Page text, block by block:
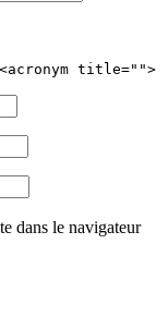
title="">
dans le navigateur